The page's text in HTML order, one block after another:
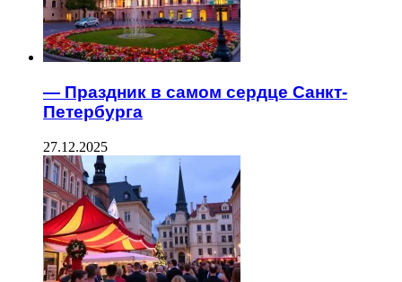
— Праздник в самом сердце Санкт-
Петербурга
27.12.2025